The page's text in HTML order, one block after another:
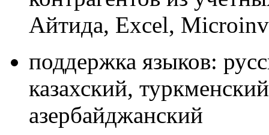
Айтида, Excel,
поддержка языков:
казахский,
азербайджанский